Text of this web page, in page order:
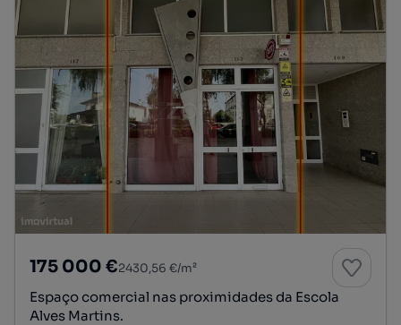
175 000 €2430,56 €/m²
Espaço comercial nas proximidades da Escola
Alves Martins.